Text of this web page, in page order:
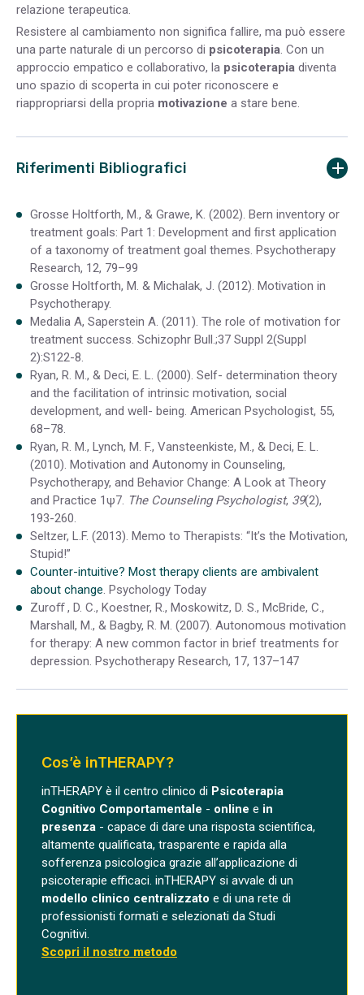
relazione terapeutica.
Resistere al cambiamento non significa fallire, ma può essere
una parte naturale di un percorso di psicoterapia. Con un
approccio empatico e collaborativo, la psicoterapia diventa
uno spazio di scoperta in cui poter riconoscere e
riappropriarsi della propria motivazione a stare bene.
Riferimenti Bibliografici
Grosse Holtforth, M., & Grawe, K. (2002). Bern inventory or
treatment goals: Part 1: Development and ﬁrst application
of a taxonomy of treatment goal themes. Psychotherapy
Research, 12, 79–99
Grosse Holtforth, M. & Michalak, J. (2012). Motivation in
Psychotherapy.
Medalia A, Saperstein A. (2011). The role of motivation for
treatment success. Schizophr Bull.;37 Suppl 2(Suppl
2):S122-8.
Ryan, R. M., & Deci, E. L. (2000). Self- determination theory
and the facilitation of intrinsic motivation, social
development, and well- being. American Psychologist, 55,
68–78.
Ryan, R. M., Lynch, M. F., Vansteenkiste, M., & Deci, E. L.
(2010). Motivation and Autonomy in Counseling,
Psychotherapy, and Behavior Change: A Look at Theory
and Practice 1ψ7. The Counseling Psychologist, 39(2),
193-260.
Seltzer, L.F. (2013). Memo to Therapists: “It’s the Motivation,
Stupid!”
Counter-intuitive? Most therapy clients are ambivalent
about change. Psychology Today
Zuroﬀ , D. C., Koestner, R., Moskowitz, D. S., McBride, C.,
Marshall, M., & Bagby, R. M. (2007). Autonomous motivation
for therapy: A new common factor in brief treatments for
depression. Psychotherapy Research, 17, 137–147
Cos’è inTHERAPY?
inTHERAPY è il centro clinico di Psicoterapia
Cognitivo Comportamentale - online e in
presenza - capace di dare una risposta scientifica,
altamente qualificata, trasparente e rapida alla
sofferenza psicologica grazie all’applicazione di
psicoterapie efficaci. inTHERAPY si avvale di un
modello clinico centralizzato e di una rete di
professionisti formati e selezionati da Studi
Cognitivi.
Scopri il nostro metodo